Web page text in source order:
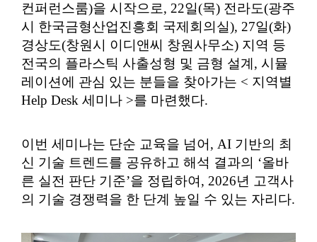
컨퍼런스룸)을 시작으로, 22일(목) 전라도(광주
시 한국금형산업진흥회 국제회의실), 27일(화)
경상도(창원시 이디앤씨 창원사무소) 지역 등
전국의 플라스틱 사출성형 및 금형 설계, 시뮬
레이션에 관심 있는 분들을 찾아가는 < 지역별
Help Desk 세미나 >를 마련했다.
이번 세미나는 단순 교육을 넘어, AI 기반의 최
신 기술 트렌드를 공유하고 해석 결과의 ‘올바
른 실전 판단 기준’을 정립하여, 2026년 고객사
의 기술 경쟁력을 한 단계 높일 수 있는 자리다.